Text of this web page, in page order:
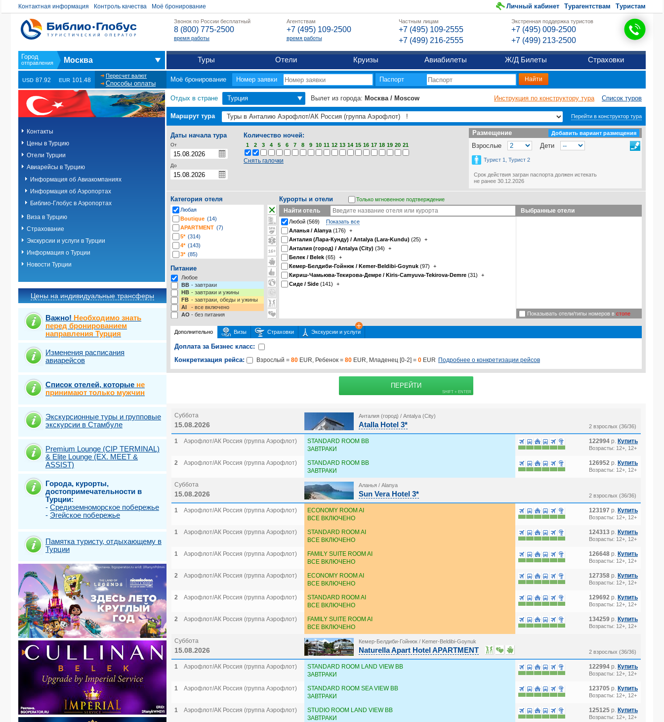
Контактная информация Контроль качества Моё бронирование Личный кабинет Турагентствам Туристам
Звонок по России бесплатный
8 (800) 775-2500
время работы
Агентствам
+7 (495) 109-2500
время работы
Частным лицам
+7 (495) 109-2555
+7 (499) 216-2555
Экстренная поддержка туристов
+7 (495) 009-2500
+7 (499) 213-2500
Москва Туры Отели Круизы Авиабилеты Ж/Д Билеты Страховки
USD 87.92 EUR 101.48
Пересчет валют
Способы оплаты
Моё бронирование Номер заявки Паспорт
Контакты
Цены в Турцию
Отели Турции
Авиарейсы в Турцию
Информация об Авиакомпаниях
Информация об Аэропортах
Библио-Глобус в Аэропортах
Виза в Турцию
Страхование
Экскурсии и услуги в Турции
Информация о Турции
Новости Турции
Цены на индивидуальные трансферы
Важно! Необходимо знать
перед бронированием
направления Турция
Изменения расписания
авиарейсов
Список отелей, которые не
принимают только мужчин
Экскурсионные туры и групповые
экскурсии в Стамбуле
Premium Lounge (CIP TERMINAL)
& Elite Lounge (EX. MEET &
ASSIST)
Города, курорты,
достопримечательности в
Турции:
- Средиземноморское побережье
- Эгейское побережье
Памятка туристу, отдыхающему в
Турции
Отдых в стране Турция Вылет из города: Москва / Moscow Инструкция по конструктору тура Список туров
Маршрут тура Перейти в конструктор тура
Даты начала тура
От
До
Размещение
Размещение Добавить вариант размещения
Взрослые Дети
Турист 1, Турист 2
Срок действия загран паспорта должен истекать
не ранее 30.12.2026
Количество ночей:
1 2 3 4 5 6 7 8 9 10 11 12 13 14 15 16 17 18 19 20 21
Снять галочки
Категория отеля
Любая
Boutique (14)
APARTMENT (7)
5* (314)
4* (143)
3* (85)
-* (4)
Питание
Любое
BB - завтраки
HB - завтраки и ужины
FB - завтраки, обеды и ужины
AI
- все включено
AO - без питания
Только мгновенное подтверждение
Показывать отели/типы номеров в стопе
Выбранные отели
Курорты и отели
Найти отель
Любой (569)
Показать все
Аланья / Alanya (176)
+
Анталия (Лара-Кунду) / Antalya (Lara-Kundu) (25)
+
Анталия (город) / Antalya (City) (34)
+
Белек / Belek (65)
+
Кемер-Белдиби-Гойнюк / Kemer-Beldibi-Goynuk (97)
+
Кириш-Чамьюва-Текирова-Демре / Kiris-Camyuva-Tekirova-Demre (31)
+
Сиде / Side (141) +
Дополнительно Визы Страховки Экскурсии и услуги
Доплата за Бизнес класс:
Конкретизация рейса:
Взрослый = 80 EUR, Ребенок = 80 EUR, Младенец [0-2] = 0 EUR Подробнее о конкретизации рейсов
Подробнее о страховке
ПЕРЕЙТИ
Суббота
15.08.2026
Анталия (город) / Antalya (City)
Atalla Hotel 3* 2 взрослых (36/36)
1 Аэрофлот/АК Россия (группа Аэрофлот)
STANDARD ROOM BB
ЗАВТРАКИ
122994 р. Купить
Возрасты: 12+, 12+
2 Аэрофлот/АК Россия (группа Аэрофлот)
STANDARD ROOM BB
ЗАВТРАКИ
126952 р. Купить
Возрасты: 12+, 12+
Суббота
15.08.2026
Аланья / Alanya
Sun Vera Hotel 3* 2 взрослых (36/36)
1 Аэрофлот/АК Россия (группа Аэрофлот)
ECONOMY ROOM AI
ВСЕ ВКЛЮЧЕНО
123197 р. Купить
Возрасты: 12+, 12+
1 Аэрофлот/АК Россия (группа Аэрофлот)
STANDARD ROOM AI
ВСЕ ВКЛЮЧЕНО
124313 р. Купить
Возрасты: 12+, 12+
1 Аэрофлот/АК Россия (группа Аэрофлот)
FAMILY SUITE ROOM AI
ВСЕ ВКЛЮЧЕНО
126648 р. Купить
Возрасты: 12+, 12+
2 Аэрофлот/АК Россия (группа Аэрофлот)
ECONOMY ROOM AI
ВСЕ ВКЛЮЧЕНО
127358 р. Купить
Возрасты: 12+, 12+
2 Аэрофлот/АК Россия (группа Аэрофлот)
STANDARD ROOM AI
ВСЕ ВКЛЮЧЕНО
129692 р. Купить
Возрасты: 12+, 12+
2 Аэрофлот/АК Россия (группа Аэрофлот)
FAMILY SUITE ROOM AI
ВСЕ ВКЛЮЧЕНО
134259 р. Купить
Возрасты: 12+, 12+
Суббота
15.08.2026
Кемер-Белдиби-Гойнюк / Kemer-Beldibi-Goynuk
Naturella Apart Hotel APARTMENT 2 взрослых (36/36)
1 Аэрофлот/АК Россия (группа Аэрофлот)
STANDARD ROOM LAND VIEW BB
ЗАВТРАКИ
122994 р. Купить
Возрасты: 12+, 12+
1 Аэрофлот/АК Россия (группа Аэрофлот)
STANDARD ROOM SEA VIEW BB
ЗАВТРАКИ
123705 р. Купить
Возрасты: 12+, 12+
1 Аэрофлот/АК Россия (группа Аэрофлот)
STUDIO ROOM LAND VIEW BB
ЗАВТРАКИ
125125 р. Купить
Возрасты: 12+, 12+